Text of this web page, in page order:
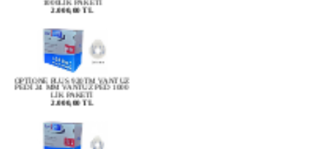
OPTİONE PLUS 920TM VANTUZ
PEDİ 24 MM VANTUZ PED 1000
LİK PAKETİ
2.000,00 TL